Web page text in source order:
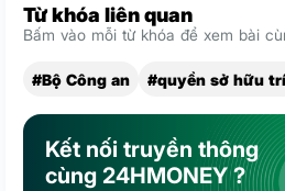
Từ khóa liên quan
Bấm vào mỗi từ khóa để xem bài
#Bộ Công an #quyền sở hữu
Kết nối truyền thông
cùng 24HMONEY ?